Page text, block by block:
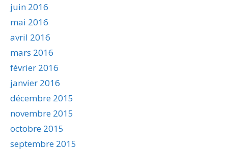
juin 2016
mai 2016
avril 2016
mars 2016
février 2016
janvier 2016
décembre 2015
novembre 2015
octobre 2015
septembre 2015